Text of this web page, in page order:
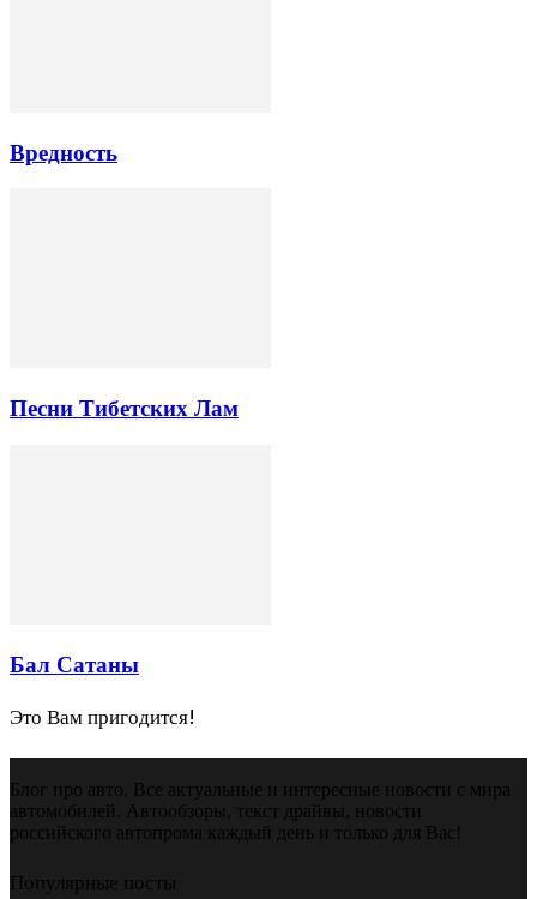
Вредность
Песни Тибетских Лам
Бал Сатаны
Это Вам пригодится!
Блог про авто. Все актуальные и интересные новости с мира
автомобилей. Автообзоры, текст драйвы, новости
российского автопрома каждый день и только для Вас!
Популярные посты